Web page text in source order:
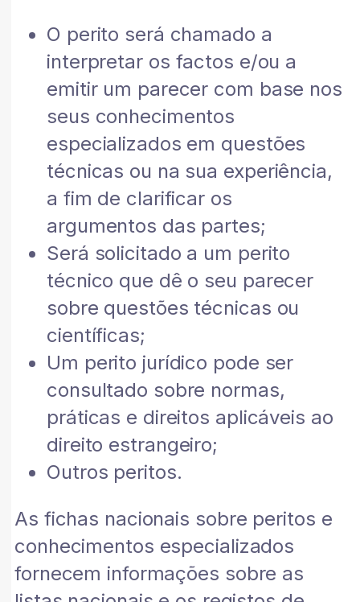
O perito será chamado a
interpretar os factos e/ou a
emitir um parecer com base nos
seus conhecimentos
especializados em questões
técnicas ou na sua experiência,
a fim de clarificar os
argumentos das partes;
Será solicitado a um perito
técnico que dê o seu parecer
sobre questões técnicas ou
científicas;
Um perito jurídico pode ser
consultado sobre normas,
práticas e direitos aplicáveis ao
direito estrangeiro;
Outros peritos.
As fichas nacionais sobre peritos e
conhecimentos especializados
fornecem informações sobre as